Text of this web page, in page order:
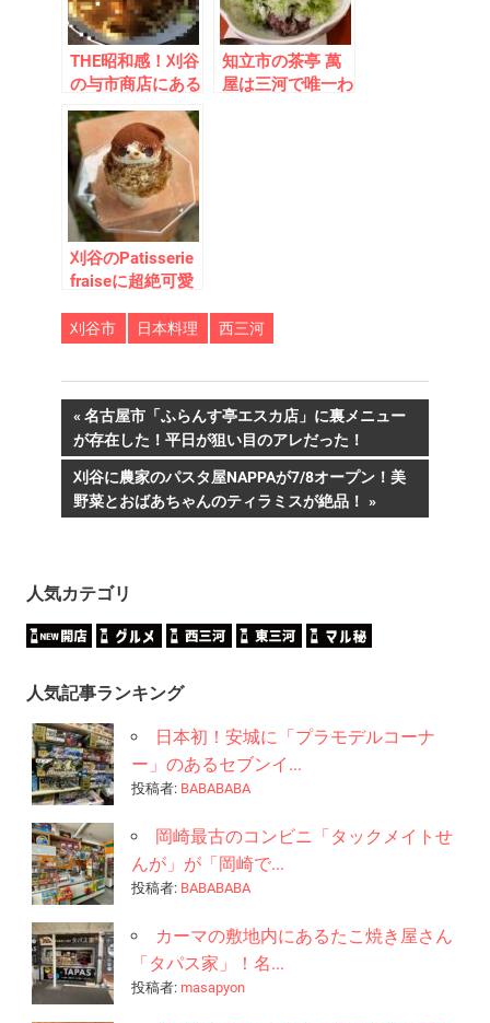
THE昭和感！刈谷
の与市商店にある
謎メニュー「カー
レ焼うどん」に迫
ってみた！！
知立市の茶亭 萬
屋は三河で唯一わ
刈谷のPatisserie
fraiseに超絶可愛
んかき氷」が存在
刈谷市 日本料理 西三河
投
稿
ナ
ゲ
ー
シ
ョ
ン
前
の
記
事:
名古屋市「ふらんす亭エスカ店」に裏メニュー
が存在した！平日が狙い目のアレだった！
次
の
記
刈谷に農家のパスタ屋NAPPAが7/8オープン！美
野菜とおばあちゃんのティラミスが絶品！
人気カテゴリ
人気記事ランキング
日本初！安城に「プラモデルコーナ
ー」のあるセブンイ...
投稿者: BABABABA
岡崎最古のコンビニ「タックメイトせ
んが」が「岡崎で...
投稿者: BABABABA
カーマの敷地内にあるたこ焼き屋さん
「タパス家」！名...
投稿者: masapyon